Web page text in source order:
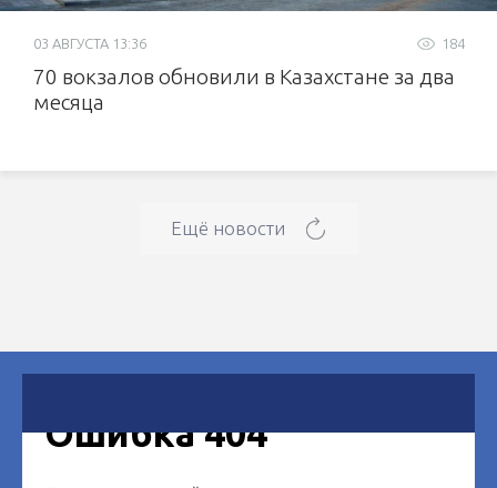
184
03 АВГУСТА 13:36
70 вокзалов обновили в Казахстане за два
месяца
Ещё новости